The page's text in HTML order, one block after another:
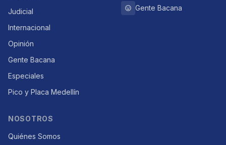
Judicial
Internacional
Opinión
Gente Bacana
Especiales
Pico y Placa Medellín
Gente Bacana
NOSOTROS
Quiénes Somos